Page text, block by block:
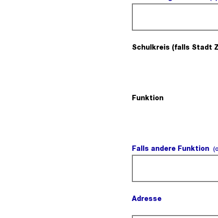
Schulkreis (falls Stadt
Funktion
Falls andere Funktion
Adresse